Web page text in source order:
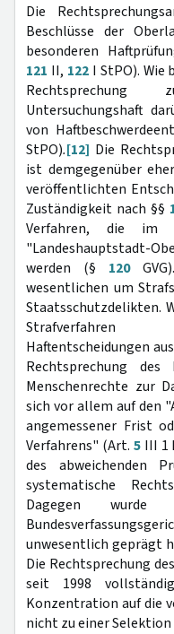
Die
Beschlüsse der
besonderen
121 II, 122I StPO). Wie
Untersuchungshaft
von
StPO).[12] Die
ist demgegenüber
veröffentlichten
Zuständigkeit nach §§
Verfahren, die im
"Landeshauptstadt-
werden (§ 120
wesentlichen um
Staatsschutzdelikten.
Strafverfahren
Haftentscheidungen
Rechtsprechung des
Menschenrechte zur
sich vor allem auf den
angemessener Frist
Verfahrens" (Art. 5III 1
des abweichenden
systematische
Dagegen wurde
unwesentlich geprägt
Die Rechtsprechung
seit 1998
Konzentration auf die
nicht zu einer